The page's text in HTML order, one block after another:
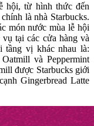
hội, từ hình thức đến
là nhà Starbucks.
món nước mùa lễ hội
tại các cửa hàng và
tầng vị khác nhau là:
và Peppermint
được Starbucks giới
Gingerbread Latte